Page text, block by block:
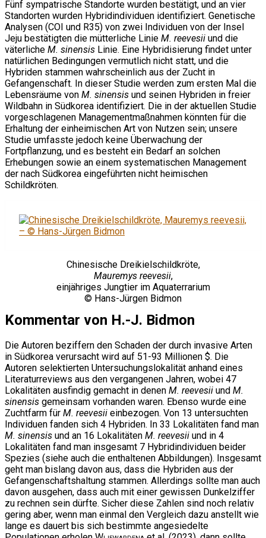
Fünf sympatrische Standorte wurden bestätigt, und an vier
Standorten wurden Hybridindividuen identifiziert. Genetische
Analysen (COI und R35) von zwei Individuen von der Insel
Jeju bestätigten die mütterliche Linie M. reevesii und die
väterliche M. sinensis Linie. Eine Hybridisierung findet unter
natürlichen Bedingungen vermutlich nicht statt, und die
Hybriden stammen wahrscheinlich aus der Zucht in
Gefangenschaft. In dieser Studie werden zum ersten Mal die
Lebensräume von M. sinensis und seinen Hybriden in freier
Wildbahn in Südkorea identifiziert. Die in der aktuellen Studie
vorgeschlagenen Managementmaßnahmen könnten für die
Erhaltung der einheimischen Art von Nutzen sein; unsere
Studie umfasste jedoch keine Überwachung der
Fortpflanzung, und es besteht ein Bedarf an solchen
Erhebungen sowie an einem systematischen Management
der nach Südkorea eingeführten nicht heimischen
Schildkröten.
Chinesische Dreikielschildkröte,
Mauremys reevesii,
einjähriges Jungtier im Aquaterrarium
© Hans-Jürgen Bidmon
Kommentar von H.-J. Bidmon
Die Autoren beziffern den Schaden der durch invasive Arten
in Südkorea verursacht wird auf 51-93 Millionen $. Die
Autoren selektierten Untersuchungslokalität anhand eines
Literaturreviews aus den vergangenen Jahren, wobei 47
Lokalitäten ausfindig gemacht in denen M. reevesii und M.
sinensis gemeinsam vorhanden waren. Ebenso wurde eine
Zuchtfarm für M. reevesii einbezogen. Von 13 untersuchten
Individuen fanden sich 4 Hybriden. In 33 Lokalitäten fand man
M. sinensis und an 16 Lokalitäten M. reevesii und in 4
Lokalitäten fand man insgesamt 7 Hybridindividuen beider
Spezies (siehe auch die enthaltenen Abbildungen). Insgesamt
geht man bislang davon aus, dass die Hybriden aus der
Gefangenschaftshaltung stammen. Allerdings sollte man auch
davon ausgehen, dass auch mit einer gewissen Dunkelziffer
zu rechnen sein dürfte. Sicher diese Zahlen sind noch relativ
gering aber, wenn man einmal den Vergleich dazu anstellt wie
lange es dauert bis sich bestimmte angesiedelte